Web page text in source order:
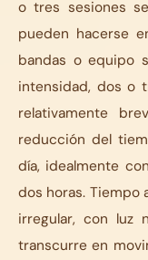
o tres sesiones
pueden hacerse
bandas o equipo
intensidad, dos o
relativamente
reducción del
día, idealmente
dos horas. Tiempo
irregular, con luz
transcurre en